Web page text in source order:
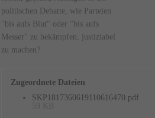
politischen Debatte, wie Parteien
"bis aufs Blut" oder "bis aufs
Messer" zu bekämpfen, justiziabel
zu machen?
Zugeordnete Dateien
SKP1817360619110616470.pdf
59 KB